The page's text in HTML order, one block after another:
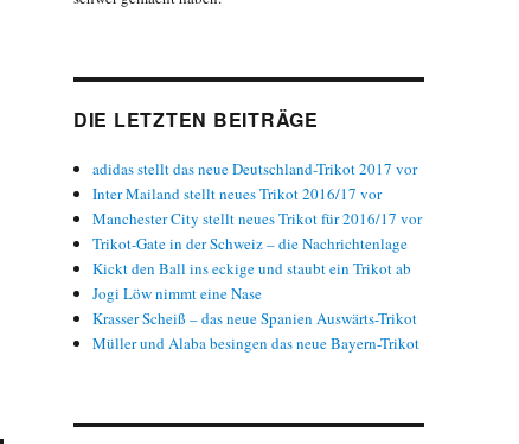
DIE LETZTEN BEITRÄGE
adidas stellt das neue Deutschland-Trikot 2017 vor
Inter Mailand stellt neues Trikot 2016/17 vor
Manchester City stellt neues Trikot für 2016/17 vor
Trikot-Gate in der Schweiz – die Nachrichtenlage
Kickt den Ball ins eckige und staubt ein Trikot ab
Jogi Löw nimmt eine Nase
Krasser Scheiß – das neue Spanien Auswärts-Trikot
Müller und Alaba besingen das neue Bayern-Trikot